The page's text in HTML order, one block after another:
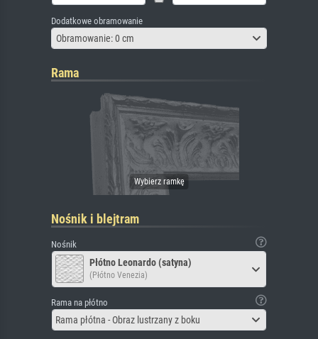
Dodatkowe obramowanie
Obramowanie: 0 cm
Rama
Nośnik i blejtram
Nośnik
Płótno Leonardo (satyna)
(Płótno Venezia)
Rama na płótno
Rama płótna - Obraz lustrzany z boku